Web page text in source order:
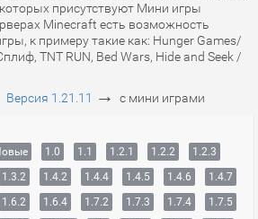
присутствуют Мини игры
Minecraft есть возможность
к примеру такие как: Hunger Games/
TNT RUN, Bed Wars, Hide and Seek /
Версия 1.21.11 → с мини играми
1.0 1.1 1.2.1 1.2.2
1.2.3
1.3.2 1.4.2 1.4.4 1.4.5 1.4.6
1.4.7
1.6.2 1.6.4 1.7.2 1.7.3 1.7.4
1.7.5